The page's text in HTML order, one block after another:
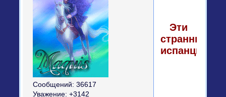
Сообщений: 36617
Уважение: +3142
Эти
странные
испанцы